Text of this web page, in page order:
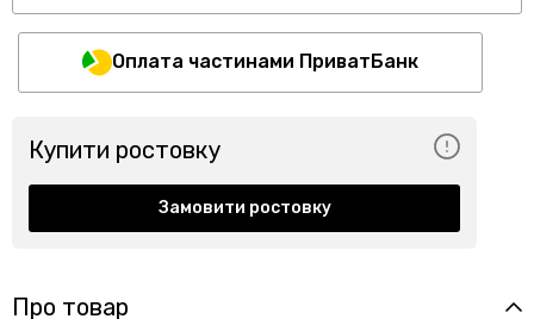
Оплата частинами ПриватБанк
Купити ростовку
Замовити ростовку
Про товар